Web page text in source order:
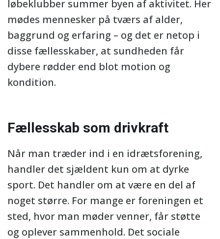
løbeklubber summer byen af aktivitet. Her
mødes mennesker på tværs af alder,
baggrund og erfaring – og det er netop i
disse fællesskaber, at sundheden får
dybere rødder end blot motion og
kondition.
Fællesskab som drivkraft
Når man træder ind i en idrætsforening,
handler det sjældent kun om at dyrke
sport. Det handler om at være en del af
noget større. For mange er foreningen et
sted, hvor man møder venner, får støtte
og oplever sammenhold. Det sociale